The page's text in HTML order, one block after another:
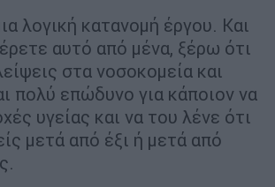
λογική κατανομή έργου. Και
αυτό από μένα, ξέρω ότι
στα νοσοκομεία και
πολύ επώδυνο για κάποιον να
υγείας και να του λένε ότι
μετά από έξι ή μετά από